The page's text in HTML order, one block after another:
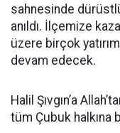
sahnesinde
anıldı. İlçemize
üzere birçok
devam edecek.
Halil Şıvgın’a
tüm Çubuk halkına